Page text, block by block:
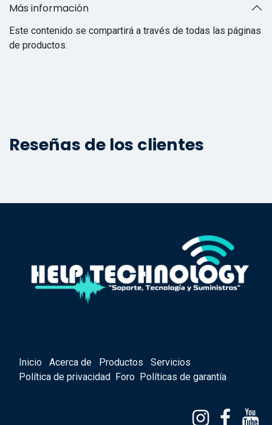
Más información
Este contenido se compartirá a través de todas las páginas
de productos.
Reseñas de los clientes
Inicio Acerca de Productos
Servicios
Política de privacidad
Foro Políticas de garantía